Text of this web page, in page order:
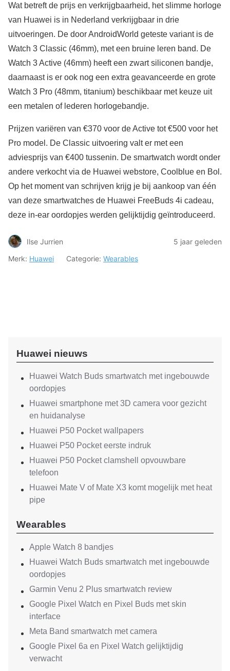
Wat betreft de prijs en verkrijgbaarheid, het slimme horloge
van Huawei is in Nederland verkrijgbaar in drie
uitvoeringen. De door AndroidWorld geteste variant is de
Watch 3 Classic (46mm), met een bruine leren band. De
Watch 3 Active (46mm) heeft een zwart siliconen bandje,
daarnaast is er ook nog een extra geavanceerde en grote
Watch 3 Pro (48mm, titanium) beschikbaar met keuze uit
een metalen of lederen horlogebandje.
Prijzen variëren van €370 voor de Active tot €500 voor het
Pro model. De Classic uitvoering valt er met een
adviesprijs van €400 tussenin. De smartwatch wordt onder
andere verkocht via de Huawei webstore, Coolblue en Bol.
Op het moment van schrijven krijg je bij aankoop van één
van deze smartwatches de Huawei FreeBuds 4i cadeau,
deze in-ear oordopjes werden gelijktijdig geïntroduceerd.
Ilse Jurrien
5 jaar geleden
Merk: Huawei Categorie: Wearables
Huawei nieuws
Huawei Watch Buds smartwatch met ingebouwde
oordopjes
Huawei smartphone met 3D camera voor gezicht
en huidanalyse
Huawei P50 Pocket wallpapers
Huawei P50 Pocket eerste indruk
Huawei P50 Pocket clamshell opvouwbare
telefoon
Huawei Mate V of Mate X3 komt mogelijk met heat
pipe
Wearables
Apple Watch 8 bandjes
Huawei Watch Buds smartwatch met ingebouwde
oordopjes
Garmin Venu 2 Plus smartwatch review
Google Pixel Watch en Pixel Buds met skin
interface
Meta Band smartwatch met camera
Google Pixel 6a en Pixel Watch gelijktijdig
verwacht